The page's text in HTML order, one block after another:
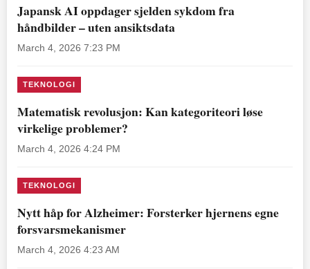
Japansk AI oppdager sjelden sykdom fra
håndbilder – uten ansiktsdata
March 4, 2026 7:23 PM
TEKNOLOGI
Matematisk revolusjon: Kan kategoriteori løse
virkelige problemer?
March 4, 2026 4:24 PM
TEKNOLOGI
Nytt håp for Alzheimer: Forsterker hjernens egne
forsvarsmekanismer
March 4, 2026 4:23 AM